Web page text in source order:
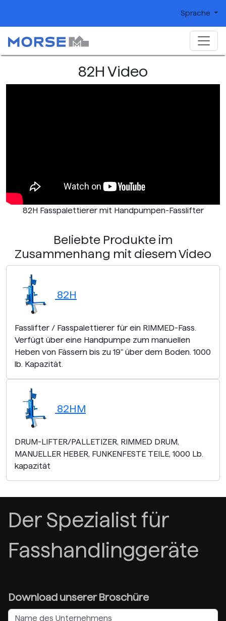
Sprache
82H Video
82H Fasspalettierer mit Handpumpen-Fasslifter
Beliebte Produkte im
Zusammenhang mit diesem Video
82H
Fasslifter / Fasspalettierer für ein RIMMED-Fass.
Verfügt über eine Handpumpe zum manuellen
Heben von Fässern bis zu 19" über dem Boden. 1000
lb. Kapazität.
82HM
DRUM-LIFTER/PALLETIZER, RIMMED DRUM,
MANUELLER HEBER, FUNKENFESTE TEILE, 1000 Lb.
kapazität
Der Spezialist für
Fasshandlinggeräte
Download unserer Broschüre